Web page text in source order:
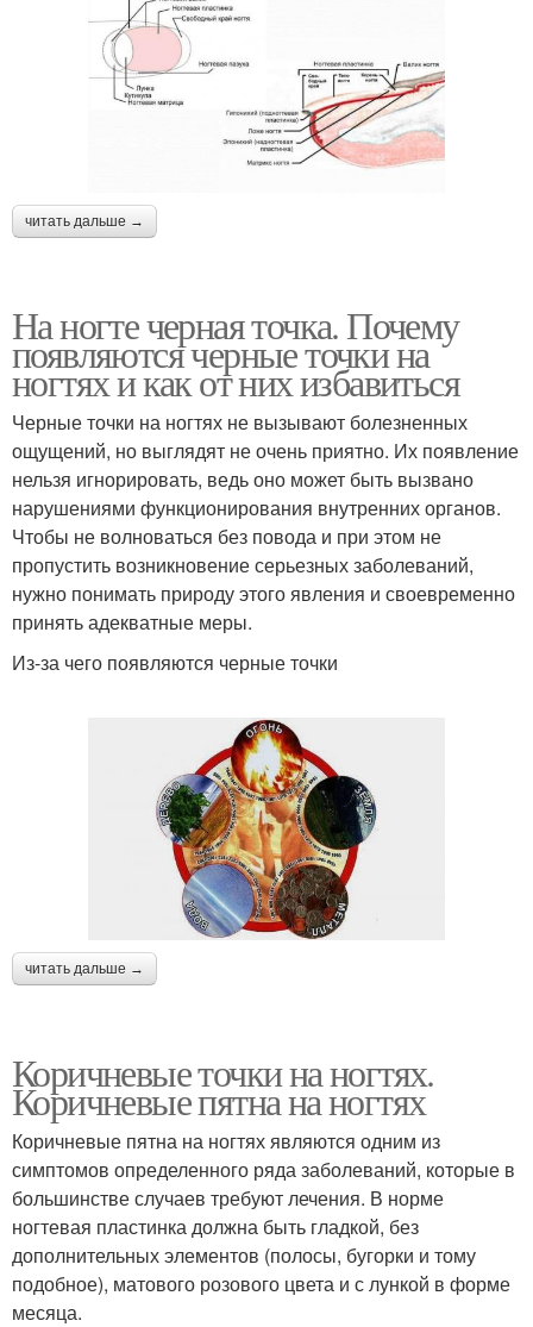
читать дальше →
На ногте черная точка. Почему
появляются черные точки на
ногтях и как от них избавиться
Черные точки на ногтях не вызывают болезненных
ощущений, но выглядят не очень приятно. Их появление
нельзя игнорировать, ведь оно может быть вызвано
нарушениями функционирования внутренних органов.
Чтобы не волноваться без повода и при этом не
пропустить возникновение серьезных заболеваний,
нужно понимать природу этого явления и своевременно
принять адекватные меры.
Из-за чего появляются черные точки
читать дальше →
Коричневые точки на ногтях.
Коричневые пятна на ногтях
Коричневые пятна на ногтях являются одним из
симптомов определенного ряда заболеваний, которые в
большинстве случаев требуют лечения. В норме
ногтевая пластинка должна быть гладкой, без
дополнительных элементов (полосы, бугорки и тому
подобное), матового розового цвета и с лункой в форме
месяца.